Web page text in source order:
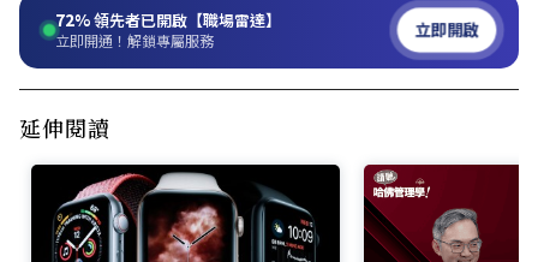
72%領先者已開啟【職場雷達】
立即開通！解鎖專屬服務 立即開啟
延伸閱讀